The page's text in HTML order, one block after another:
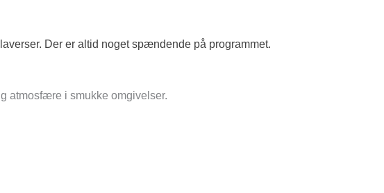
Der er altid noget spændende på programmet.
atmosfære i smukke omgivelser.